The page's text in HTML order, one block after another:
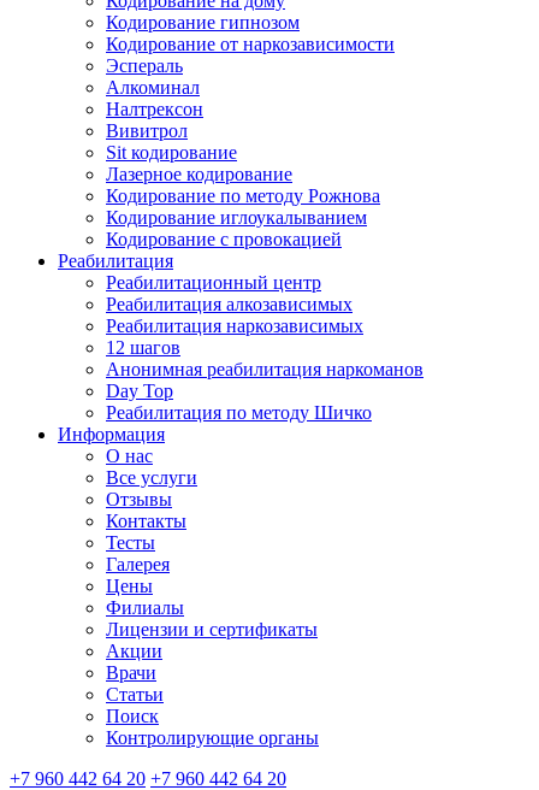
Кодирование гипнозом
Кодирование от наркозависимости
Эспераль
Алкоминал
Налтрексон
Вивитрол
Sit кодирование
Лазерное кодирование
Кодирование по методу Рожнова
Кодирование иглоукалыванием
Кодирование с провокацией
Реабилитация
Реабилитационный центр
Реабилитация алкозависимых
Реабилитация наркозависимых
12 шагов
Анонимная реабилитация наркоманов
Day Top
Реабилитация по методу Шичко
Информация
О нас
Все услуги
Отзывы
Контакты
Тесты
Галерея
Цены
Филиалы
Лицензии и сертификаты
Акции
Врачи
Статьи
Поиск
Контролирующие органы
+7 960 442 64 20 +7 960 442 64 20